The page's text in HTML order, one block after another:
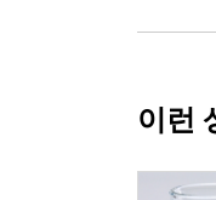
이런